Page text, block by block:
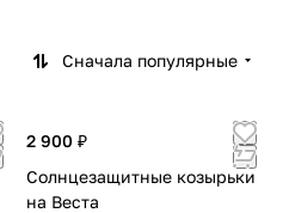
Сначала популярные
2 900 ₽
Солнцезащитные козырьки
на Веста